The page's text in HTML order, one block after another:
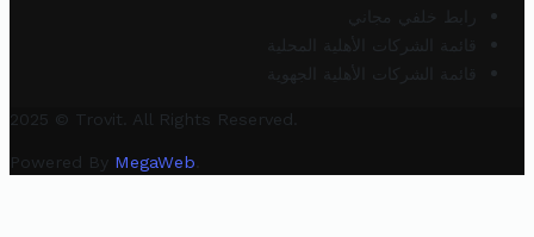
رابط خلفي مجاني
قائمة الشركات الأهلية المحلية
قائمة الشركات الأهلية الجهوية
2025 © Trovit. All Rights Reserved.
Powered By MegaWeb